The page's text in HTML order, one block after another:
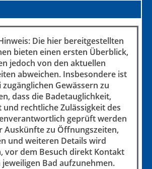
Die hier bereitgestellten
bieten einen ersten Überblick,
jedoch von den aktuellen
abweichen. Insbesondere ist
zugänglichen Gewässern zu
dass die Badetauglichkeit,
und rechtliche Zulässigkeit des
geprüft werden
Auskünfte zu Öffnungszeiten,
und weiteren Details wird
vor dem Besuch direkt Kontakt
Bad aufzunehmen.